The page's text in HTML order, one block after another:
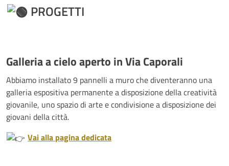
PROGETTI
Galleria a cielo aperto in Via Caporali
Abbiamo installato 9 pannelli a muro che diventeranno una
galleria espositiva permanente a disposizione della creatività
giovanile, uno spazio di arte e condivisione a disposizione dei
giovani della città.
Vai alla pagina dedicata